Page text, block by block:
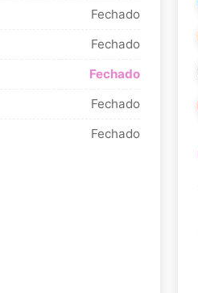
Fechado
Fechado
Fechado
Fechado
Fechado